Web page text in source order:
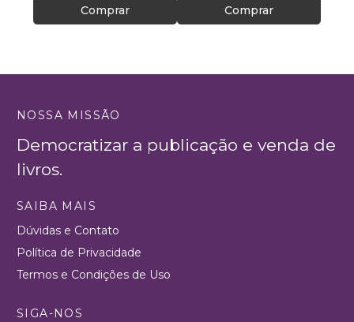
Comprar Comprar
NOSSA MISSÃO
Democratizar a publicação e venda de
livros.
SAIBA MAIS
Dúvidas e Contato
Política de Privacidade
Termos e Condições de Uso
SIGA-NOS